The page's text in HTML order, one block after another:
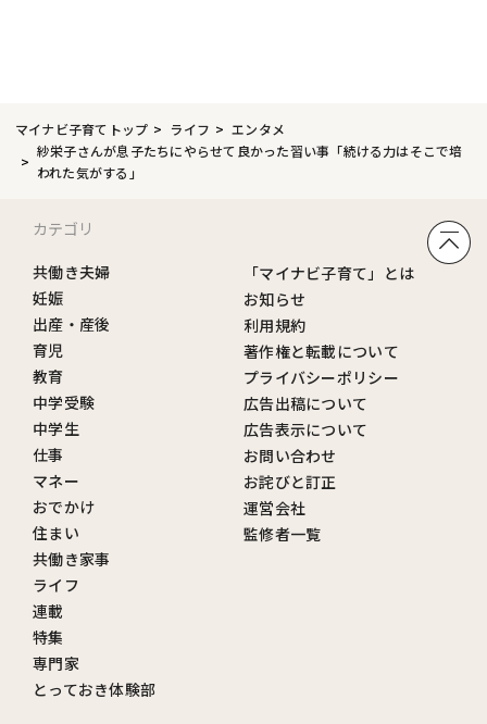
マイナビ子育てトップ ライフ
エンタメ
紗栄子さんが息子たちにやらせて良かった習い事「続ける力はそこで培
われた気がする」
カテゴリ
共働き夫婦
妊娠
出産・産後
育児
教育
中学受験
中学生
仕事
マネー
おでかけ
住まい
共働き家事
ライフ
連載
特集
専門家
とっておき体験部
「マイナビ子育て」とは
お知らせ
利用規約
著作権と転載について
プライバシーポリシー
広告出稿について
広告表示について
お問い合わせ
お詫びと訂正
運営会社
監修者一覧